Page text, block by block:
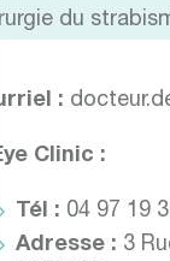
du
:
Clinic :
Tél : 04 97 19
Adresse : 3